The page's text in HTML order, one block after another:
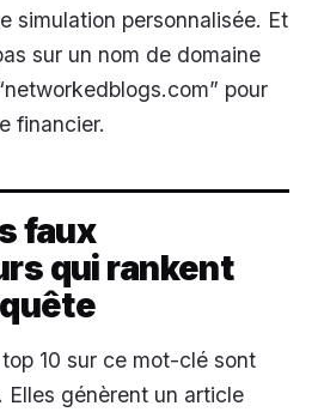
simulation personnalisée. Et
sur un nom de domaine
pour
financier.
faux
qui rankent
10 sur ce mot-clé sont
génèrent un article